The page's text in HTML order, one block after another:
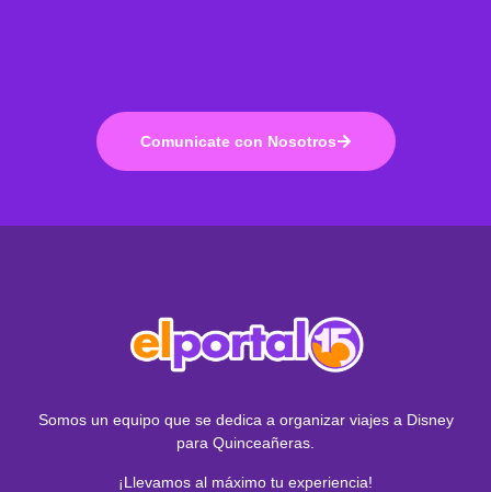
Comunicate con Nosotros
Somos un equipo que se dedica a organizar viajes a Disney
para Quinceañeras.
¡Llevamos al máximo tu experiencia!